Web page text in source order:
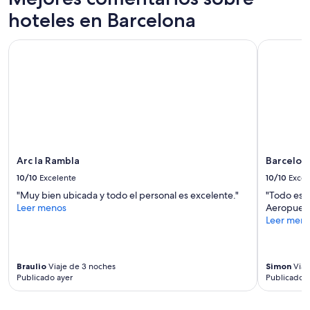
hoteles en Barcelona
Arc la Rambla
10/10 Excelente
"Muy bien ubicada y todo el personal es excelente."
Leer menos
Braulio Viaje de 3 noches
Publicado ayer
Arc la Rambla
10/10
"Todo
Leer
Simon
Publicado